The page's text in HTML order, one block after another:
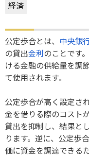
経済
公定歩合とは、 中央銀
の貸出金利のことです
ける金融の供給量を調
て使用されます。
公定歩合が高く設定さ
金を借りる際のコスト
貸出を抑制し、結果と
ります。逆に、公定歩
価に資金を調達できる